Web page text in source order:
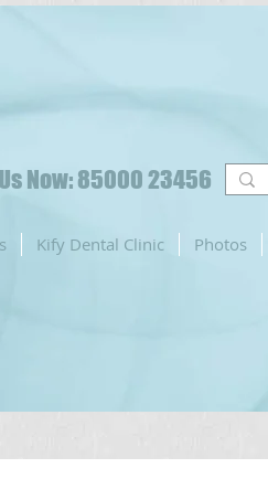
Now: 85000 23456
Kify Dental Clinic Photos